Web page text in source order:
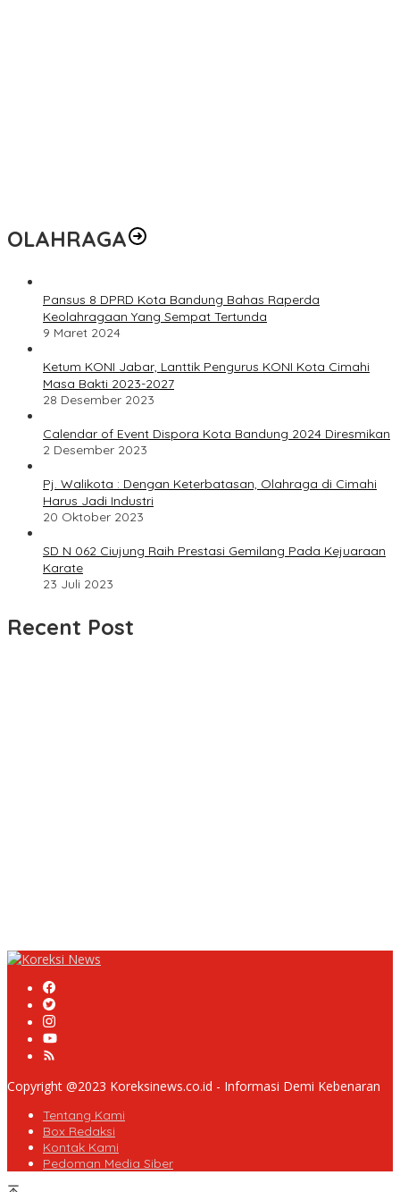
OLAHRAGA
Pansus 8 DPRD Kota Bandung Bahas Raperda
Keolahragaan Yang Sempat Tertunda
9 Maret 2024
Ketum KONI Jabar, Lanttik Pengurus KONI Kota Cimahi
Masa Bakti 2023-2027
28 Desember 2023
Calendar of Event Dispora Kota Bandung 2024 Diresmikan
2 Desember 2023
Pj. Walikota : Dengan Keterbatasan, Olahraga di Cimahi
Harus Jadi Industri
20 Oktober 2023
SD N 062 Ciujung Raih Prestasi Gemilang Pada Kejuaraan
Karate
23 Juli 2023
Recent Post
Copyright @2023 Koreksinews.co.id - Informasi Demi Kebenaran
Tentang Kami
Box Redaksi
Kontak Kami
Pedoman Media Siber